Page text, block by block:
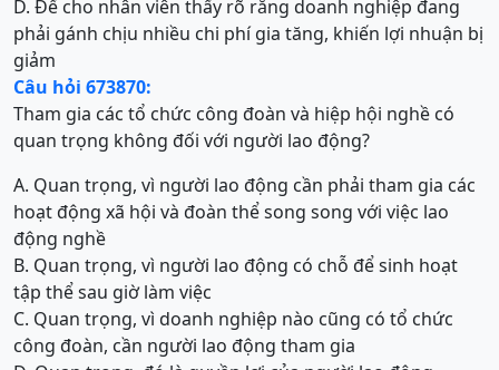
D. Để cho nhân viên thấy rõ rằng doanh nghiệp đang
phải gánh chịu nhiều chi phí gia tăng, khiến lợi nhuận bị
giảm
Câu hỏi 673870:
Tham gia các tổ chức công đoàn và hiệp hội nghề có
quan trọng không đối với người lao động?
A. Quan trọng, vì người lao động cần phải tham gia các
hoạt động xã hội và đoàn thể song song với việc lao
động nghề
B. Quan trọng, vì người lao động có chỗ để sinh hoạt
tập thể sau giờ làm việc
C. Quan trọng, vì doanh nghiệp nào cũng có tổ chức
công đoàn, cần người lao động tham gia